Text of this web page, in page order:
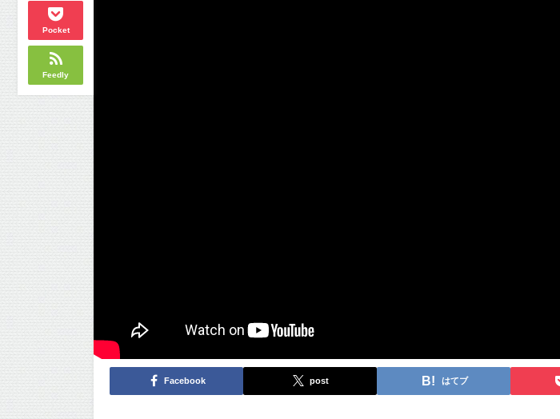
Pocket
Feedly
Facebook post はてブ